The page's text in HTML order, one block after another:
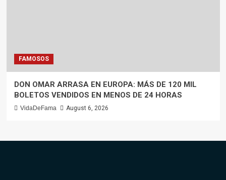
FAMOSOS
DON OMAR ARRASA EN EUROPA: MÁS DE 120 MIL
BOLETOS VENDIDOS EN MENOS DE 24 HORAS
VidaDeFama August 6, 2026